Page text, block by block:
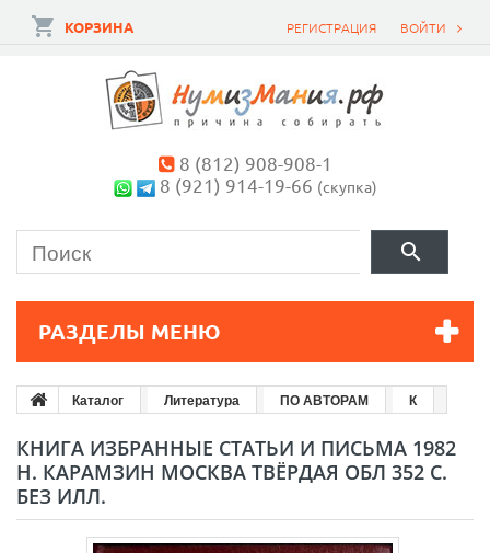
ВОЙТИ
РЕГИСТРАЦИЯ
КОРЗИНА
8 (812) 908-908-1
8 (921) 914-19-66 (скупка)
РАЗДЕЛЫ МЕНЮ
Каталог Литература ПО АВТОРАМ К
КНИГА ИЗБРАННЫЕ СТАТЬИ И ПИСЬМА 1982
Н. КАРАМЗИН МОСКВА ТВЁРДАЯ ОБЛ 352 С.
БЕЗ ИЛЛ.